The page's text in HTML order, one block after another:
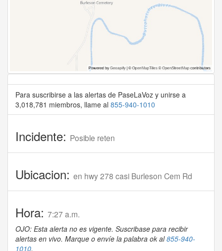
Para suscribirse a las alertas de PaseLaVoz y unirse a
3,018,781 miembros, llame al 855-940-1010
Incidente: Posible reten
Ubicacion: en hwy 278 casi Burleson Cem Rd
Hora: 7:27 a.m.
OJO: Esta alerta no es vigente. Suscribase para recibir
alertas en vivo. Marque o envíe la palabra ok al855-940-
1010.